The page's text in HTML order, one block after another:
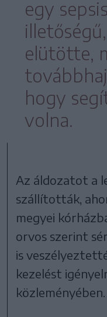
egy
elütötte,
hogy
volna.
Az áldozatot a
szállították,
megyei
orvos szerint
is
kezelést
közleményében.